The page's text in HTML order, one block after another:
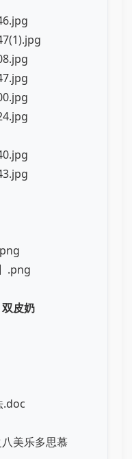
.png
皮奶
.doc
美乐多思慕